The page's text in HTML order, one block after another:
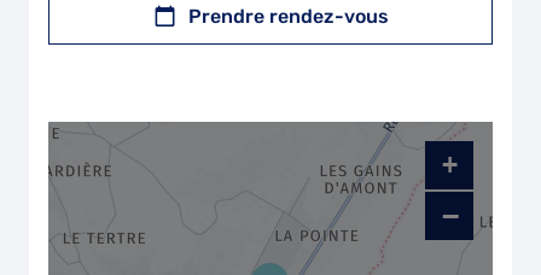
Prendre rendez-vous
+
−